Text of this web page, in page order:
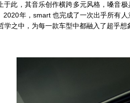
于此，其音乐创作横跨多元风格，嗓音
2020年，smart 也完成了一次出乎所有
学之中，为每一款车型中都融入了超乎